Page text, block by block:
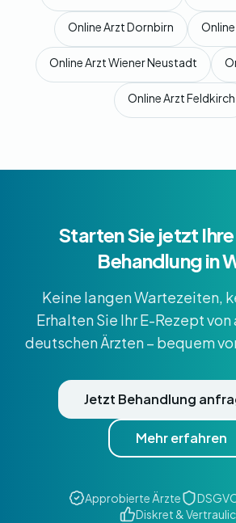
Online Arzt Dornbirn
Online Arzt Wiener Neustadt
Online Arzt Feldkirch
Starten Sie jetzt
Behandlung in
Keine langen Wartezeiten,
Erhalten Sie Ihr E-Rezept
deutschen Ärzten – bequem
Jetzt Behandlung
Mehr erfahren
Approbierte Ärzte
Diskret &